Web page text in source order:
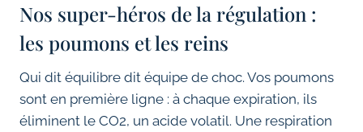
Nos super-héros de la régulation :
les poumons et les reins
Qui dit équilibre dit équipe de choc. Vos poumons
sont en première ligne : à chaque expiration, ils
éliminent le CO2, un acide volatil. Une respiration